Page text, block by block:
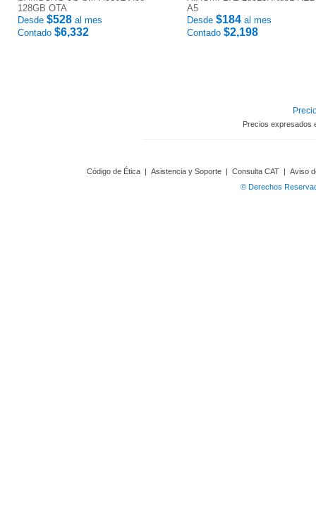
128GB OTA
Desde $528 al mes
Contado $6,332
A5
Desde $184 al mes
Contado $2,198
Precios expresados
Código de Ética | Asistencia y Soporte | Consulta CAT | Aviso
© Derechos